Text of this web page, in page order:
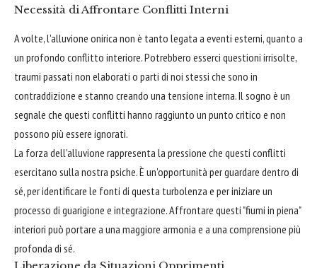
Necessità di Affrontare Conflitti Interni
A volte, l'alluvione onirica non è tanto legata a eventi esterni, quanto a
un profondo conflitto interiore. Potrebbero esserci questioni irrisolte,
traumi passati non elaborati o parti di noi stessi che sono in
contraddizione e stanno creando una tensione interna. Il sogno è un
segnale che questi conflitti hanno raggiunto un punto critico e non
possono più essere ignorati.
La forza dell'alluvione rappresenta la pressione che questi conflitti
esercitano sulla nostra psiche. È un'opportunità per guardare dentro di
sé, per identificare le fonti di questa turbolenza e per iniziare un
processo di guarigione e integrazione. Affrontare questi "fiumi in piena"
interiori può portare a una maggiore armonia e a una comprensione più
profonda di sé.